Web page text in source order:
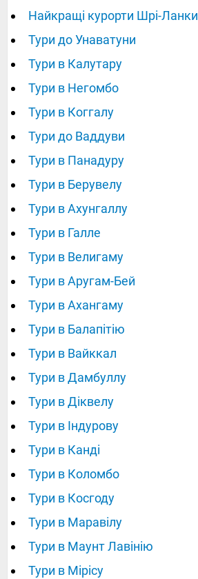
Найкращі курорти Шрі-Ланки
Тури до Унаватуни
Тури в Калутару
Тури в Негомбо
Тури в Коггалу
Тури до Ваддуви
Тури в Панадуру
Тури в Берувелу
Тури в Ахунгаллу
Тури в Галле
Тури в Велигаму
Тури в Аругам-Бей
Тури в Ахангаму
Тури в Балапітію
Тури в Вайккал
Тури в Дамбуллу
Тури в Діквелу
Тури в Індурову
Тури в Канді
Тури в Коломбо
Тури в Косгоду
Тури в Маравілу
Тури в Маунт Лавінію
Тури в Мірісу